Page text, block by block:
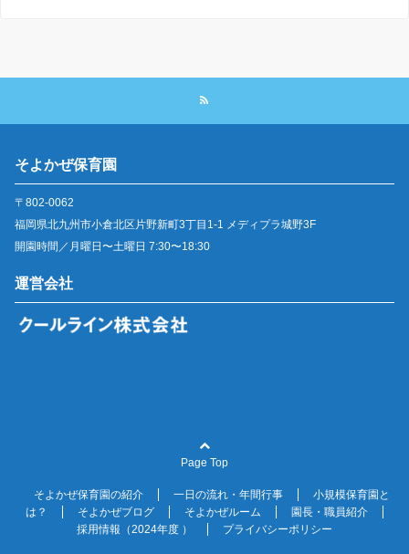
そよかぜ保育園
〒802-0062
福岡県北九州市小倉北区片野新町3丁目1-1 メディプラ城野3F
開園時間／月曜日〜土曜日 7:30〜18:30
運営会社
Page Top
そよかぜ保育園の紹介 一日の流れ・年間行事
小規模保育園と
は？
そよかぜブログ そよかぜルーム
園長・職員紹介
採用情報（2024年度 ）
プライバシーポリシー